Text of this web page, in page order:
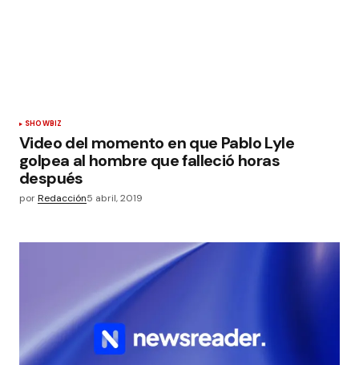
SHOWBIZ
Video del momento en que Pablo Lyle
golpea al hombre que falleció horas
después
porRedacción5 abril, 2019